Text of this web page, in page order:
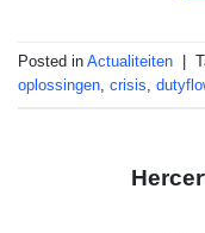
Posted in Actualiteiten
oplossingen crisis